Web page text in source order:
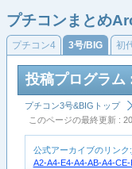
プチコンまとめ
プチコン4 3号/BIG 初
投稿プログラム
プチコン3号&BIGトップ
このページの最終更新 :
公式アーカイブのリンク:
A2-A4-E4-A4-AB-A4-